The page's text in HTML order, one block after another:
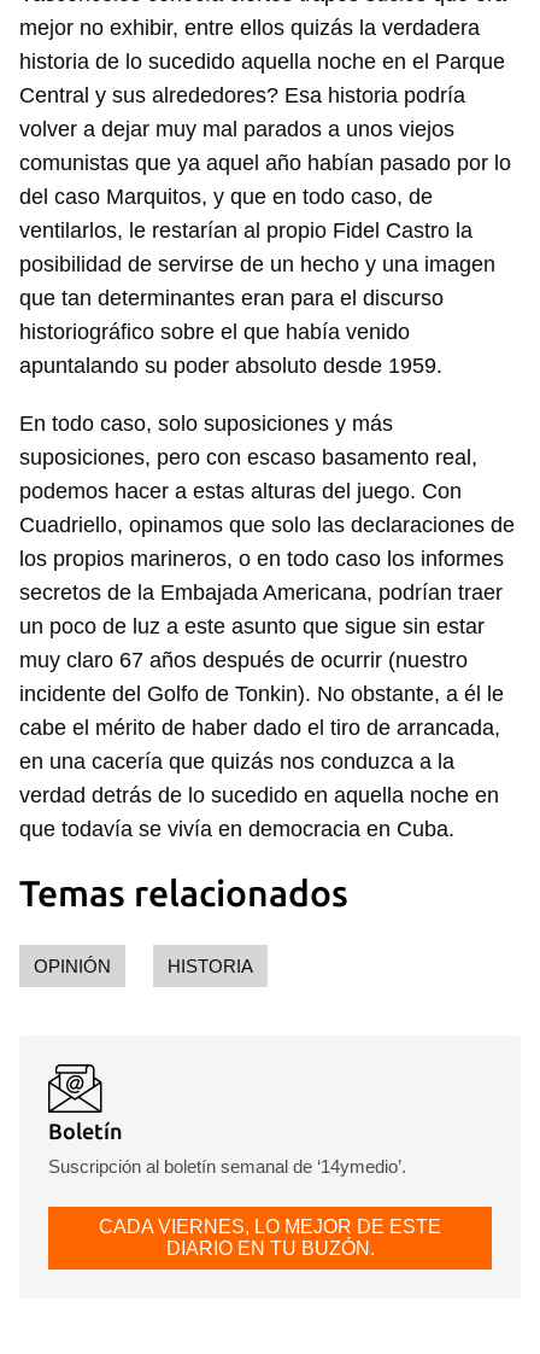
mejor no exhibir, entre ellos quizás la verdadera
historia de lo sucedido aquella noche en el Parque
Central y sus alrededores? Esa historia podría
volver a dejar muy mal parados a unos viejos
comunistas que ya aquel año habían pasado por lo
del caso Marquitos, y que en todo caso, de
ventilarlos, le restarían al propio Fidel Castro la
posibilidad de servirse de un hecho y una imagen
que tan determinantes eran para el discurso
historiográfico sobre el que había venido
apuntalando su poder absoluto desde 1959.
En todo caso, solo suposiciones y más
suposiciones, pero con escaso basamento real,
podemos hacer a estas alturas del juego. Con
Cuadriello, opinamos que solo las declaraciones de
los propios marineros, o en todo caso los informes
secretos de la Embajada Americana, podrían traer
un poco de luz a este asunto que sigue sin estar
muy claro 67 años después de ocurrir (nuestro
incidente del Golfo de Tonkin). No obstante, a él le
cabe el mérito de haber dado el tiro de arrancada,
en una cacería que quizás nos conduzca a la
verdad detrás de lo sucedido en aquella noche en
que todavía se vivía en democracia en Cuba.
Temas relacionados
OPINIÓN HISTORIA
Boletín
Suscripción al boletín semanal de ‘14ymedio’.
CADA VIERNES, LO MEJOR DE ESTE
DIARIO EN TU BUZÓN.